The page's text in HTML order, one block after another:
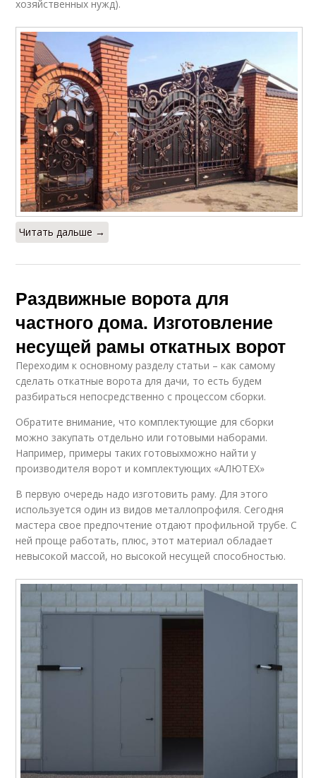
хозяйственных нужд).
Читать дальше →
Раздвижные ворота для
частного дома. Изготовление
несущей рамы откатных ворот
Переходим к основному разделу статьи – как самому
сделать откатные ворота для дачи, то есть будем
разбираться непосредственно с процессом сборки.
Обратите внимание, что комплектующие для сборки
можно закупать отдельно или готовыми наборами.
Например, примеры таких готовыхможно найти у
производителя ворот и комплектующих «АЛЮТЕХ»
В первую очередь надо изготовить раму. Для этого
используется один из видов металлопрофиля. Сегодня
мастера свое предпочтение отдают профильной трубе. С
ней проще работать, плюс, этот материал обладает
невысокой массой, но высокой несущей способностью.